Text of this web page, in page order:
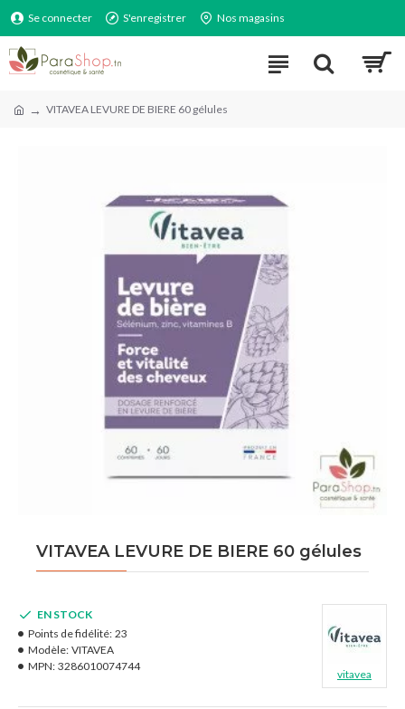
Se connecter S'enregistrer Nos magasins
VITAVEA LEVURE DE BIERE 60 gélules
VITAVEA LEVURE DE BIERE 60 gélules
EN STOCK
Points de fidélité: 23
Modèle: VITAVEA
MPN: 3286010074744
vitavea